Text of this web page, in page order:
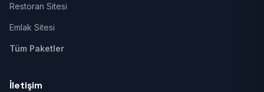
Restoran Sitesi
Emlak Sitesi
Tüm Paketler
İletişim